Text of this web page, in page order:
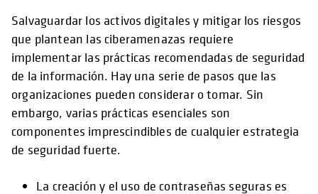
Salvaguardar los activos digitales y mitigar los riesgos
que plantean las ciberamenazas requiere
implementar las prácticas recomendadas de seguridad
de la información. Hay una serie de pasos que las
organizaciones pueden considerar o tomar. Sin
embargo, varias prácticas esenciales son
componentes imprescindibles de cualquier estrategia
de seguridad fuerte.
La creación y el uso de contraseñas seguras es